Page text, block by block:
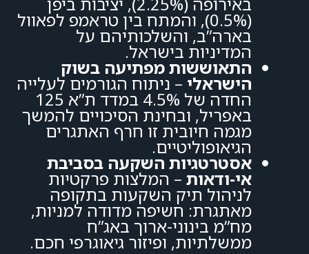
(0.5%), והמתח בין טראמפ לפאוול
בארה”ב, והשלכותיהם על
המדיניות בישראל.
התאוששות מפתיעה בשוק
הישראלי – ניתוח הגורמים לעלייה
החדה של 4.5% במדד ת”א 125
באפריל, ובחינת הסיכויים להמשך
מגמה חיובית זו חרף האתגרים
הגיאופוליטיים.
אסטרטגיות השקעה בסביבת
אי-ודאות – המלצות פרקטיות
לניהול תיק השקעות בתקופה
מאתגרת: חשיפה מדודה למניות,
מח”מ בינוני-ארוך באג”ח
ממשלתיות, ופיזור גיאוגרפי חכם.